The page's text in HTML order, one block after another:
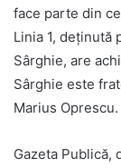
face parte din
Linia 1, deținută
Sârghie, are
Sârghie este
Marius Oprescu.
Gazeta Publică,